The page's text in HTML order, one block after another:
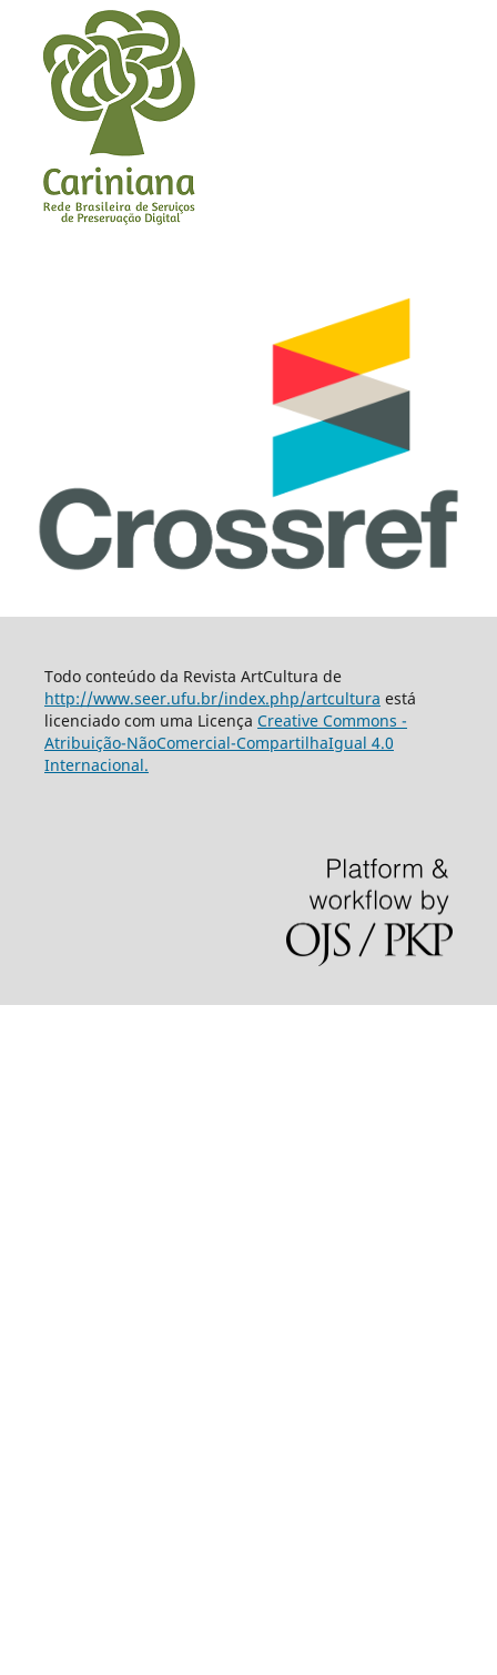
Todo conteúdo da Revista ArtCultura de
http://www.seer.ufu.br/index.php/artcultura está
licenciado com uma Licença Creative Commons -
Atribuição-NãoComercial-CompartilhaIgual 4.0
Internacional.